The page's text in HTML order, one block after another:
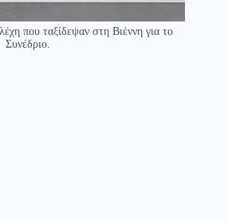
που ταξίδεψαν στη Βιέννη για το
Συνέδριο.